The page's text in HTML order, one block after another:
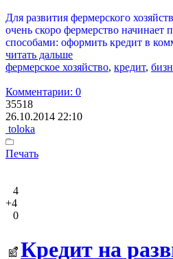
Для развития фермерского
очень скоро фермерство
способами: оформить кредит в
читать дальше
фермерское хозяйство, кредит,
Комментарии: 0
35518
26.10.2014 22:10
toloka
Печать
4
+4
0
Кредит на